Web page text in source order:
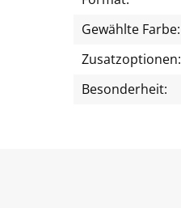
Gewählte Farbe:
Zusatzoptionen:
Besonderheit: